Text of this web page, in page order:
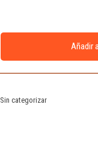
Añadir
Sin categorizar